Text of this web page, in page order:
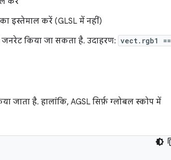
इस्तेमाल करें (GLSL में नहीं)
किया जा सकता है. उदाहरण: vect.rgb1 ==
जाता है. हालांकि, AGSL सिर्फ़ ग्लोबल स्कोप में